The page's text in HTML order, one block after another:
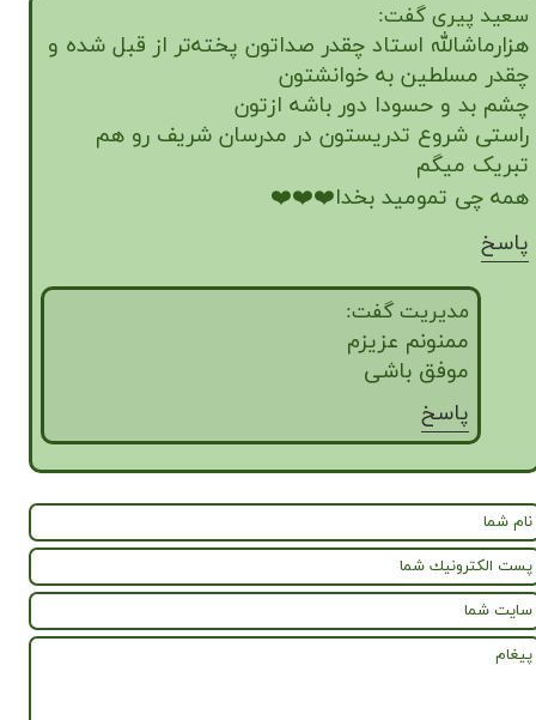
سعید پیری گفت:
هزارماشالله استاد چقدر صداتون پخته‌تر از قبل شده و
چقدر مسلطین به خوانشتون
چشم بد و حسودا دور باشه ازتون
راستی شروع تدریستون در مدرسان شریف رو هم
تبریک میگم
همه چی تمومید بخدا❤️❤️❤️
پاسخ
مدیریت گفت:
ممنونم عزیزم
موفق باشی
پاسخ